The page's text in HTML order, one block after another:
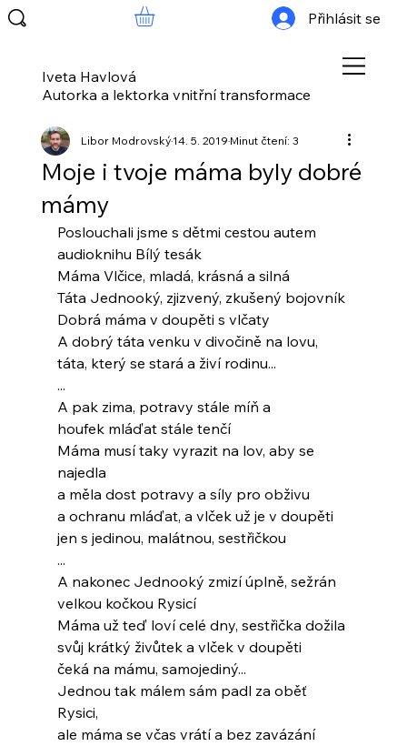
Iveta Havlová
Autorka a lektorka vnitřní transformace
Přihlásit se
Moje i tvoje máma byly dobré
mámy
Libor Modrovský14. 5. 2019Minut čtení: 3
Poslouchali jsme s dětmi cestou autem
audioknihu Bílý tesák
Máma Vlčice, mladá, krásná a silná
Táta Jednooký, zjizvený, zkušený bojovník
Dobrá máma v doupěti s vlčaty
A dobrý táta venku v divočině na lovu,
táta, který se stará a živí rodinu...
...
A pak zima, potravy stále míň a
houfek mláďat stále tenčí
Máma musí taky vyrazit na lov, aby se
najedla
a měla dost potravy a síly pro obživu
a ochranu mláďat, a vlček už je v doupěti
jen s jedinou, malátnou, sestřičkou
...
A nakonec Jednooký zmizí úplně, sežrán
velkou kočkou Rysicí
Máma už teď loví celé dny, sestřička dožila
svůj krátký živůtek a vlček v doupěti
čeká na mámu, samojediný...
Jednou tak málem sám padl za oběť
Rysici,
ale máma se včas vrátí a bez zavázání